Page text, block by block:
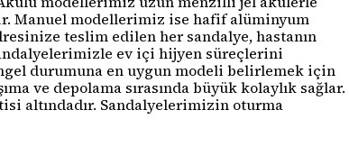
Manuel modellerimiz ise hafif alüminyum
teslim edilen her sandalye, hastanın
ev içi hijyen süreçlerini
durumuna en uygun modeli belirlemek için
ve depolama sırasında büyük kolaylık sağlar.
altındadır. Sandalyelerimizin oturma